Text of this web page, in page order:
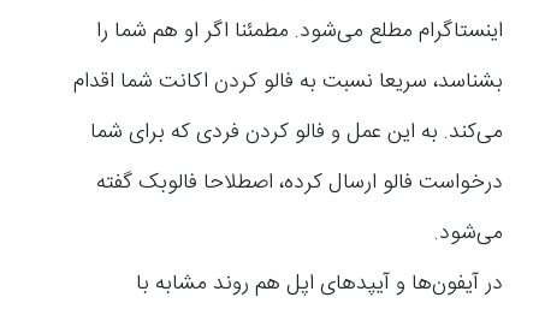
اینستاگرام مطلع می‌شود. مطمئنا اگر او هم شما را
بشناسد، سریعا نسبت به فالو کردن اکانت شما اقدام
می‌کند. به این عمل و فالو کردن فردی که برای شما
درخواست فالو ارسال کرده، اصطلاحا فالوبک گفته
می‌شود.
در آیفون‌ها و آیپدهای اپل هم روند مشابه با